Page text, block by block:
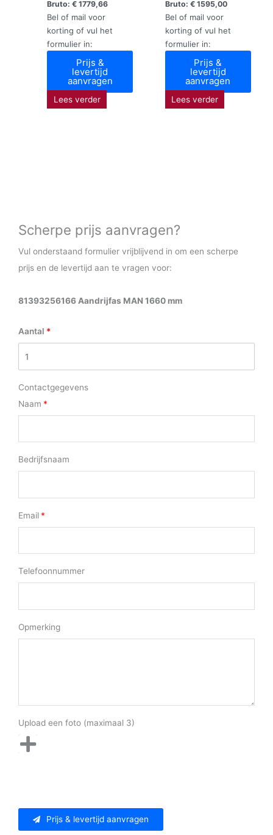
Bruto:€ 1779,66
Bel of mail voor
korting of vul het
formulier in:
Prijs &
levertijd
aanvragen
Lees verder
Bruto: €1595,00
Bel of mail voor
korting of vul het
formulier in:
Prijs &
levertijd
aanvragen
Lees verder
Scherpe prijs aanvragen?
Vul onderstaand formulier vrijblijvend in om een scherpe
prijs en de levertijd aan te vragen voor:
81393256166 Aandrijfas MAN 1660 mm
Aantal
Contactgegevens
Naam
Bedrijfsnaam
Email
Telefoonnummer
Opmerking
Upload een foto (maximaal 3)
Prijs & levertijd aanvragen